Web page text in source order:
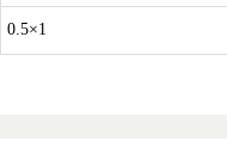
0.5×1